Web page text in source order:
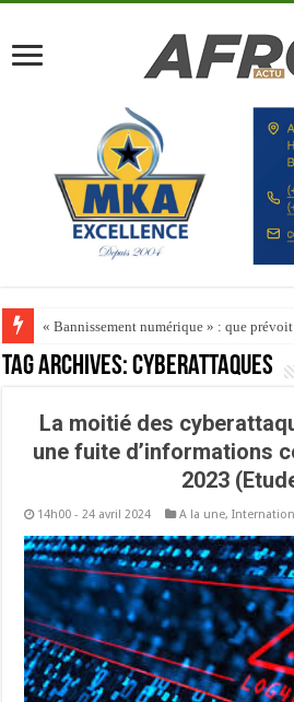
« Bannissement numérique » : que
Tag Archives:cyberattaques
La moitié des
une fuite d’informations
2023
14h00 - 24 avril 2024 A la une,